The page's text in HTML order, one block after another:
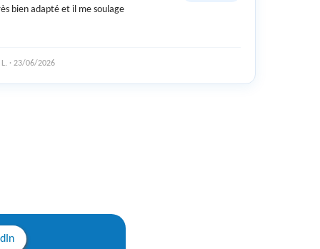
bien adapté et il me soulage
L. · 23/06/2026